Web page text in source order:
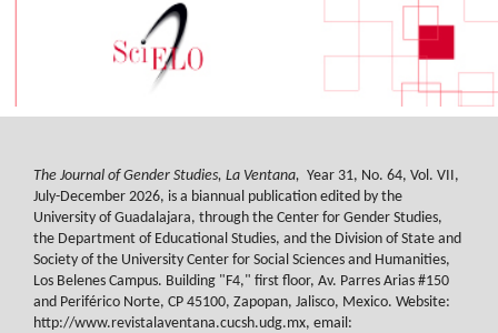
The Journal of Gender Studies, La Ventana, Year 31, No. 64, Vol. VII,
July-December 2026, is a biannual publication edited by the
University of Guadalajara, through the Center for Gender Studies,
the Department of Educational Studies, and the Division of State and
Society of the University Center for Social Sciences and Humanities,
Los Belenes Campus. Building "F4," first floor, Av. Parres Arias #150
and Periférico Norte, CP 45100, Zapopan, Jalisco, Mexico. Website:
http://www.revistalaventana.cucsh.udg.mx, email: